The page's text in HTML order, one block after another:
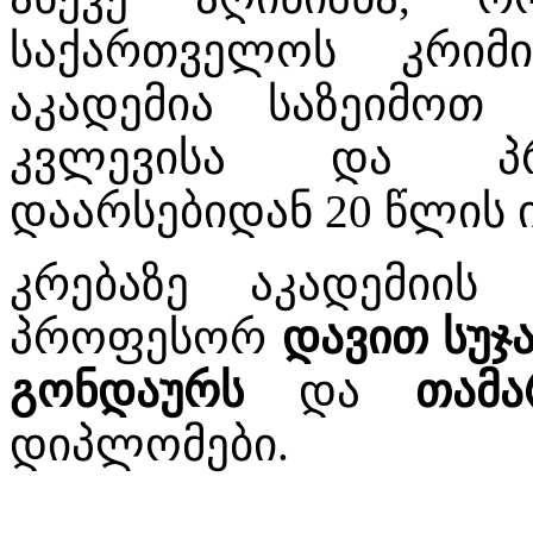
საქართველოს
აკადემია საზეიმოთ
კვლევისა და
დაარსებიდან 20 წლის
კრებაზე
პროფესორ დავით
გონდაურს და
დიპლომები.